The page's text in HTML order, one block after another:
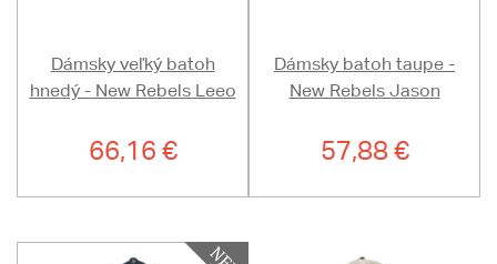
Dámsky veľký batoh
hnedý - New Rebels Leeo
66,16 €
Dámsky batoh taupe -
New Rebels Jason
57,88 €